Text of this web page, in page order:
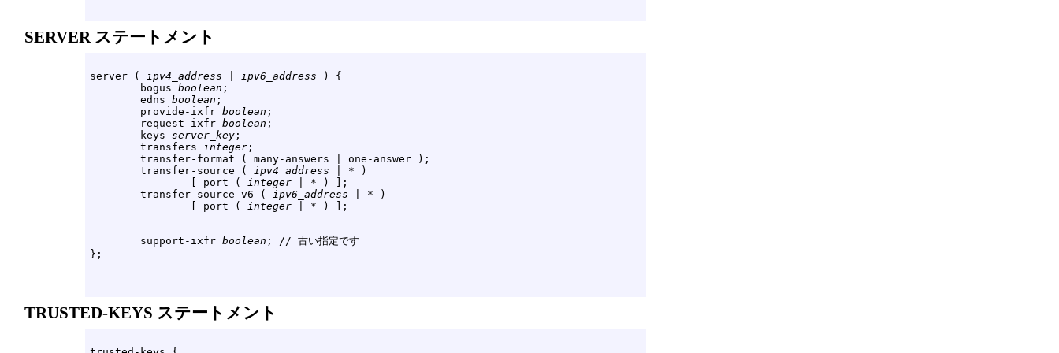
SERVER ステートメント
server ( ipv4_address ipv6_address ) {
bogus boolean ;
edns boolean ;
provide-ixfr boolean ;
request-ixfr boolean ;
keys server_key ;
transfers integer ;
transfer-format ( many-answers | one-answer );
transfer-source ( ipv4_address | * )
[ port ( integer | * ) ];
transfer-source-v6 ( ipv6_address | * )
[ port ( integer
support-ixfr boolean ; // 古い指定です
TRUSTED-KEYS ステートメント